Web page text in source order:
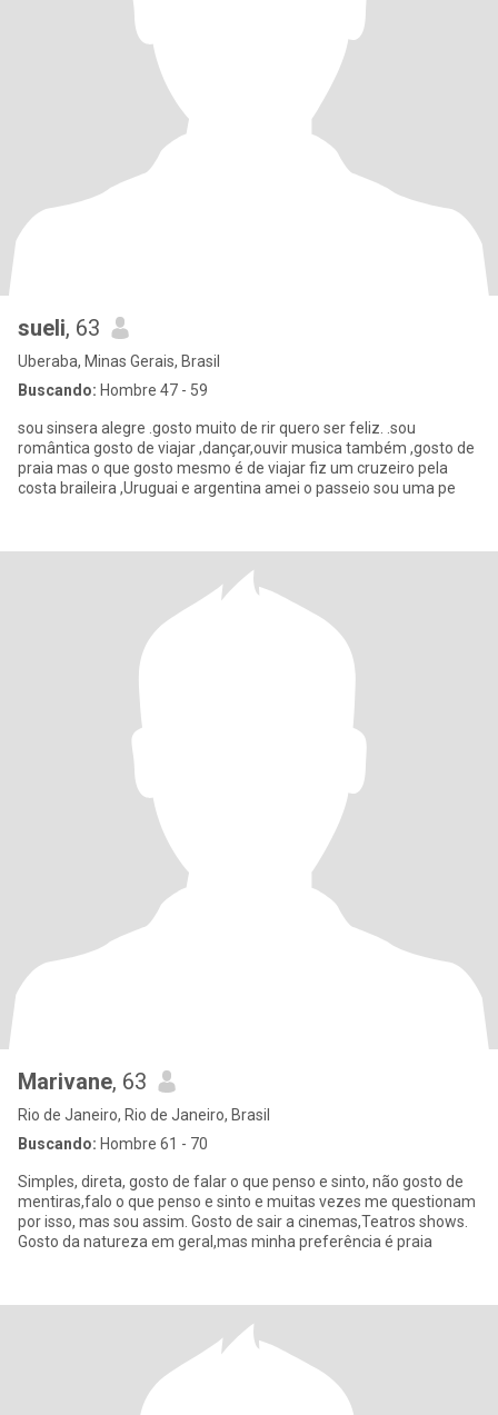
sueli, 63
Uberaba, Minas Gerais, Brasil
Buscando: Hombre 47 - 59
sou sinsera alegre .gosto muito de rir quero ser feliz. .sou
romântica gosto de viajar ,dançar,ouvir musica também ,gosto de
praia mas o que gosto mesmo é de viajar fiz um cruzeiro pela
costa braileira ,Uruguai e argentina amei o passeio sou uma pe
Marivane, 63
Rio de Janeiro, Rio de Janeiro, Brasil
Buscando: Hombre 61 - 70
Simples, direta, gosto de falar o que penso e sinto, não gosto de
mentiras,falo o que penso e sinto e muitas vezes me questionam
por isso, mas sou assim. Gosto de sair a cinemas,Teatros shows.
Gosto da natureza em geral,mas minha preferência é praia